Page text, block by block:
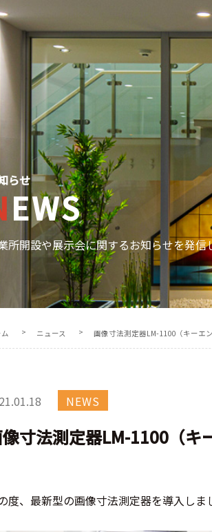
らせ
NEWS
所開設や展示会に関するお知らせを発信
ニュース 画像寸法測定器LM-1100（キーエ
NEWS
寸法測定器LM-1100（キ
度、最新型の画像寸法測定器を導入しま